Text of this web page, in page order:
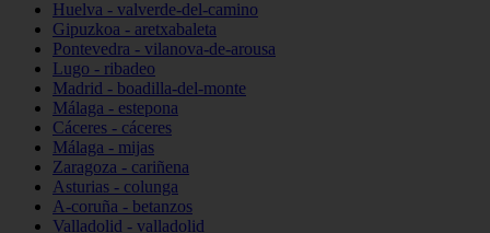
Huelva - valverde-del-camino
Gipuzkoa - aretxabaleta
Pontevedra - vilanova-de-arousa
Lugo - ribadeo
Madrid - boadilla-del-monte
Málaga - estepona
Cáceres - cáceres
Málaga - mijas
Zaragoza - cariñena
Asturias - colunga
A-coruña - betanzos
Valladolid - valladolid